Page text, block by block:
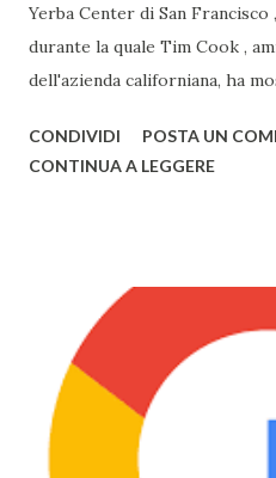
Yerba Center di San
durante la quale Tim Cook ,
dell'azienda californiana, ha
Watch , smartwatch
disponibili alla vendita. Il
sorprendente, sia in fatto di
spessore, già minimo, è
13,1mm, il TouchPad funziona
Taptic Engine , che permette
CONDIVIDI
POSTA UN
CONTINUA A LEGGERE